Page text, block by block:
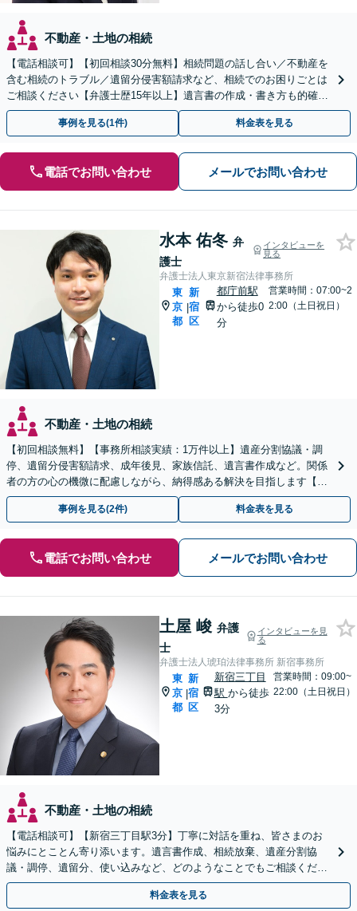
不動産・土地の相続
【電話相談可】【初回相談30分無料】相続問題の話し合い／不動産を
含む相続のトラブル／遺留分侵害額請求など、相続でのお困りごとは
ご相談ください【弁護士歴15年以上】遺言書の作成・書き方も的確に
アドバイス【夜間・休日対応可】【四谷三丁目駅5分】
事例を見る(1件) 料金表を見る
電話でお問い合わせ メールでお問い合わせ
水本 佑冬 弁
護士
インタビューを
見る
弁護士法人東京新宿法律事務所
東
京
都
|
新
宿
区
都庁前駅
から徒歩0
分
営業時間：07:00~2
2:00（土日祝日）
不動産・土地の相続
【初回相談無料】【事務所相談実績：1万件以上】遺産分割協議・調
停、遺留分侵害額請求、成年後見、家族信託、遺言書作成など。関係
者の方の心の機微に配慮しながら、納得感ある解決を目指します【都
庁前駅直結】【複数拠点あり】
事例を見る(2件) 料金表を見る
電話でお問い合わせ メールでお問い合わせ
土屋 峻 弁護
士
インタビューを見
る
弁護士法人琥珀法律事務所 新宿事務所
東
京
都
|
新
宿
区
新宿三丁目
駅 から徒歩
3分
営業時間：09:00~
22:00（土日祝日）
不動産・土地の相続
【電話相談可】【新宿三丁目駅3分】丁寧に対話を重ね、皆さまのお
悩みにとことん寄り添います。遺言書作成、相続放棄、遺産分割協
議・調停、遺留分、使い込みなど、どのようなことでもご相談くださ
い【休日・夜間相談可】【WEB面談可】【出張相談可】
料金表を見る